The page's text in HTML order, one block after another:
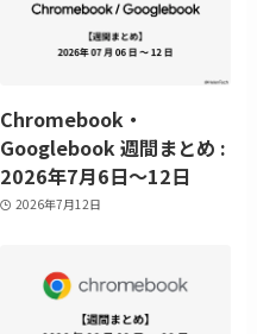
Chromebook・
Googlebook 週間まとめ :
2026年7月6日～12日
2026年7月12日